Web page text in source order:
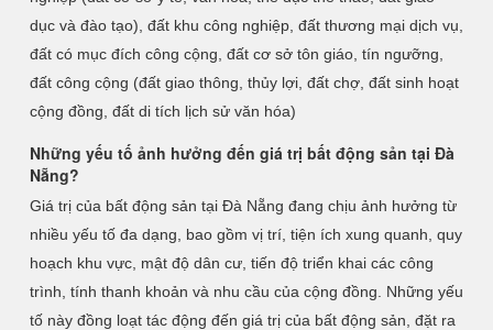
dục và đào tạo), đất khu công nghiệp, đất thương mại dịch vụ,
đất có mục đích công cộng, đất cơ sở tôn giáo, tín ngưỡng,
đất công cộng (đất giao thông, thủy lợi, đất chợ, đất sinh hoạt
cộng đồng, đất di tích lịch sử văn hóa)
Những yếu tố ảnh hưởng đến giá trị bất động sản tại Đà
Nẵng?
Giá trị của bất động sản tại Đà Nẵng đang chịu ảnh hưởng từ
nhiều yếu tố đa dạng, bao gồm vị trí, tiện ích xung quanh, quy
hoạch khu vực, mật độ dân cư, tiến độ triển khai các công
trình, tính thanh khoản và nhu cầu của cộng đồng. Những yếu
tố này đồng loạt tác động đến giá trị của bất động sản, đặt ra